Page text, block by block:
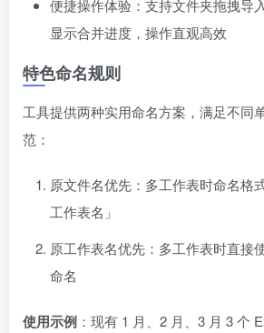
便捷操作体验：支持文件夹拖拽导
显示合并进度，操作直观高效
特色命名规则
工具提供两种实用命名方案，满足不同
范：
原文件名优先：多工作表时命名格
工作表名」
原工作表名优先：多工作表时直接
命名
使用示例 ：现有 1 月、2 月、3 月 3 个